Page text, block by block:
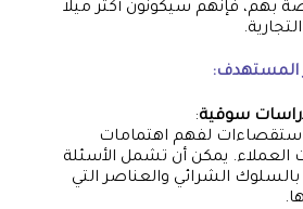
بهم، فإنهم سيكونون أكثر ميلاً
المستهدف:
سوقية:
لفهم اهتمامات
العملاء. يمكن أن تشمل الأسئلة
بالسلوك الشرائي والعناصر التي